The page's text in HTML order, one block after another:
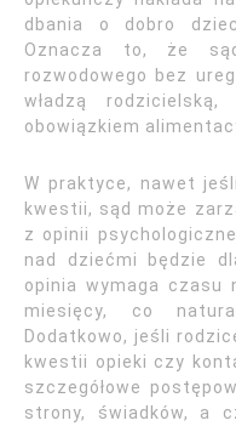
dbania o dobro
Oznacza to, że
rozwodowego bez
władzą
obowiązkiem
W praktyce, nawet
kwestii, sąd może
z opinii
nad dziećmi będzie
opinia wymaga czasu
miesięcy, co
Dodatkowo, jeśli
kwestii opieki czy
szczegółowe
strony, świadków, a